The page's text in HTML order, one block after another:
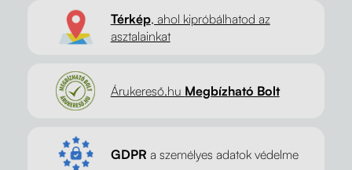
Térkép, ahol kipróbálhatod az
asztalainkat
Árukereső.hu Megbízható Bolt
GDPR a személyes adatok védelme